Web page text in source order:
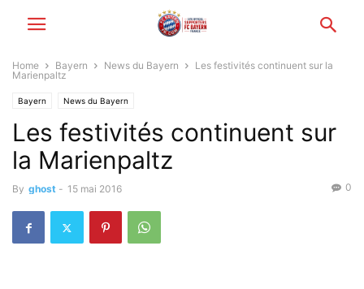
Home Bayern News du Bayern
Les festivités continuent sur la
Marienpaltz
Bayern News du Bayern
Les festivités continuent sur
la Marienpaltz
By ghost - 15 mai 2016 0